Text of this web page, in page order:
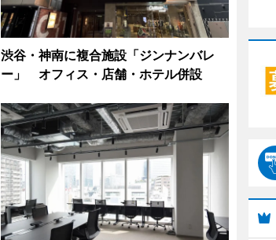
渋谷・神南に複合施設「ジンナンバレ
ー」 オフィス・店舗・ホテル併設